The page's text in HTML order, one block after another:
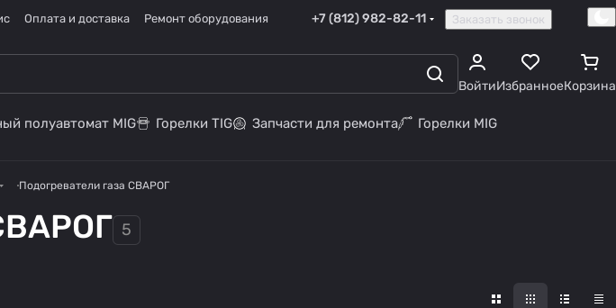
Оплата и доставка Ремонт оборудования +7 (812) 982-82-11 Заказать звонок
ВойтиИзбранноеКорзина
полуавтомат MIG Горелки TIG Запчасти для ремонта Горелки MIG
Подогреватели газа СВАРОГ
5